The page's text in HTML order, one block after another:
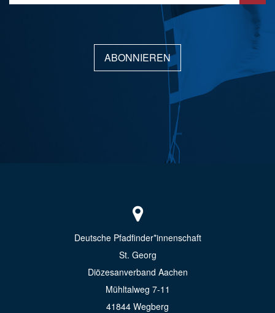
ABONNIEREN
Deutsche Pfadfinder*innenschaft
St. Georg
Diözesanverband Aachen
Mühltalweg 7-11
41844 Wegberg